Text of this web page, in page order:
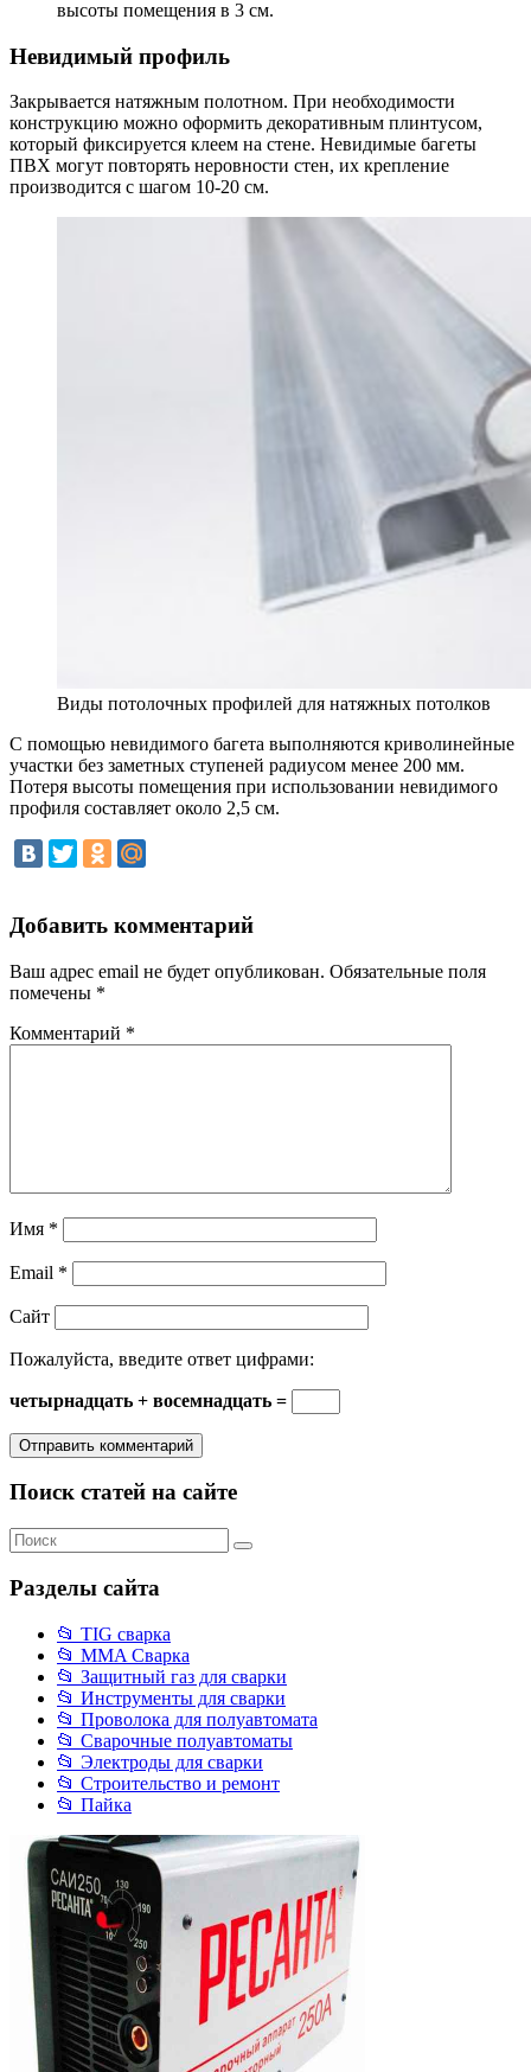
высоты помещения в 3 см.
Невидимый профиль
Закрывается натяжным полотном. При необходимости
конструкцию можно оформить декоративным плинтусом,
который фиксируется клеем на стене. Невидимые багеты
ПВХ могут повторять неровности стен, их крепление
производится с шагом 10-20 см.
Виды потолочных профилей для натяжных потолков
С помощью невидимого багета выполняются криволинейные
участки без заметных ступеней радиусом менее 200 мм.
Потеря высоты помещения при использовании невидимого
профиля составляет около 2,5 см.
Добавить комментарий
Ваш адрес email не будет опубликован. Обязательные поля
помечены *
Комментарий *
Имя *
Email *
Сайт
Пожалуйста, введите ответ цифрами:
четырнадцать + восемнадцать =
Поиск статей на сайте
Разделы сайта
📂 TIG сварка
📂 MMA Сварка
📂 Защитный газ для сварки
📂 Инструменты для сварки
📂 Проволока для полуавтомата
📂 Сварочные полуавтоматы
📂 Электроды для сварки
📂 Строительство и ремонт
📂 Пайка